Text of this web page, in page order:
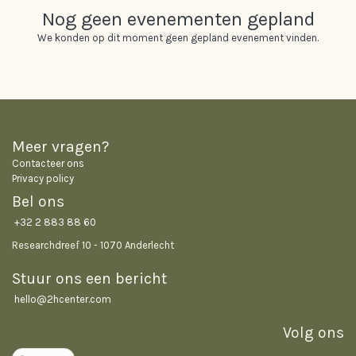
Nog geen evenementen gepland
We konden op dit moment geen gepland evenement vinden.
Meer vragen?
Contacteer ons
Privacy policy
Bel ons
+32 2 883 88 60
Researchdreef 10 - 1070 Anderlecht
Stuur ons een bericht
hello@2hcenter.com
Volg ons